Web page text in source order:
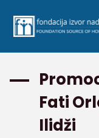
Fati
Ilidži